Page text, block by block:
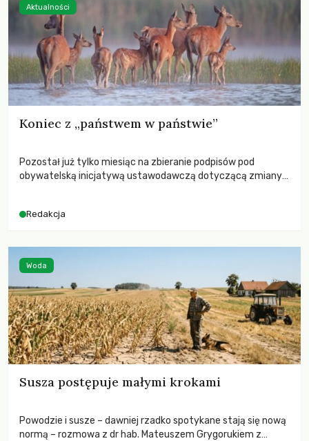
Koniec z „państwem w państwie”
Pozostał już tylko miesiąc na zbieranie podpisów pod
obywatelską inicjatywą ustawodawczą dotyczącą zmiany
niezwykle korzystne rozwiązania dla przyrody i zwierząt,
funkcjonowania łowiectwa w Polsce.
Redakcja
Aktualności
Susza postępuje małymi krokami
Powodzie i susze – dawniej rzadko spotykane stają się nową
normą – rozmowa z dr hab. Mateuszem Grygorukiem z
Woda